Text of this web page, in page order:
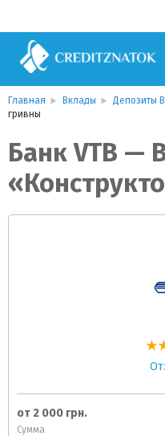
Главная Вклады Депозиты
гривны
Банк VTB —
от 2 000 грн.
Сумма